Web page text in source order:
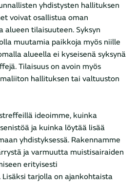
yhdistysten hallituksen
voivat osallistua oman
alueen tilaisuuteen. Syksyn
muutamia paikkoja myös niille
alueella ei kyseisenä syksynä
Tilaisuus on avoin myös
hallituksen tai valtuuston
ideoimme, kuinka
ja kuinka löytää lisää
yhdistyksessä. Rakennamme
ja varmuutta muistisairaiden
erityisesti
Lisäksi tarjolla on ajankohtaista